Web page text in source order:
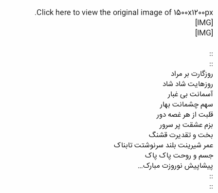
Click here to view the original image of 1500x1200px.
[IMG]
[IMG]
::
::
روزگارت بر مراد
روزهایت شاد شاد
آسمانت بی غبار
سهم چشمانت بهار
قلبت از هر غصه دور
بزم عشقت پر سرور
بخت و تقدیرت قشنگ
عمر شیرینت بلند سرنوشتت تابناک
جسم و روحت پاک پاک
پیشاپیش نوروزت مبارک…
::
::